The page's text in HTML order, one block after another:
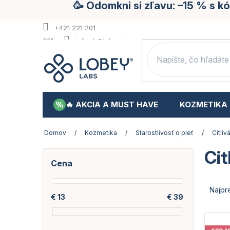
🥳 Odomkni si zľavu: –15 % s
+421 221 201
391
info.sk@lobey.store
🔥 AKCIA A MUST HAVE KOZMETIKA
Domov / Kozmetika / Starostlivosť o pleť /
Cena
€ 13 € 39
e
n